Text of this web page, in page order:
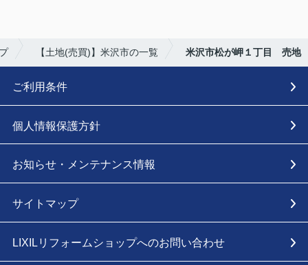
【土地(売買)】米沢市の一覧 米沢市松が岬１丁目 売地
ご利用条件
個人情報保護方針
お知らせ・メンテナンス情報
サイトマップ
LIXILリフォームショップへのお問い合わせ